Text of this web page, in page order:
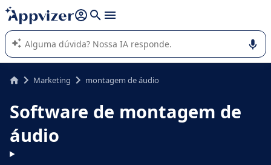
de nossa IA (várias linhas com
A IA do Appvizer o orienta no uso ou na seleção de software
SaaS para sua empresa.
Marketing montagem de áudio
Software de montagem de
áudio